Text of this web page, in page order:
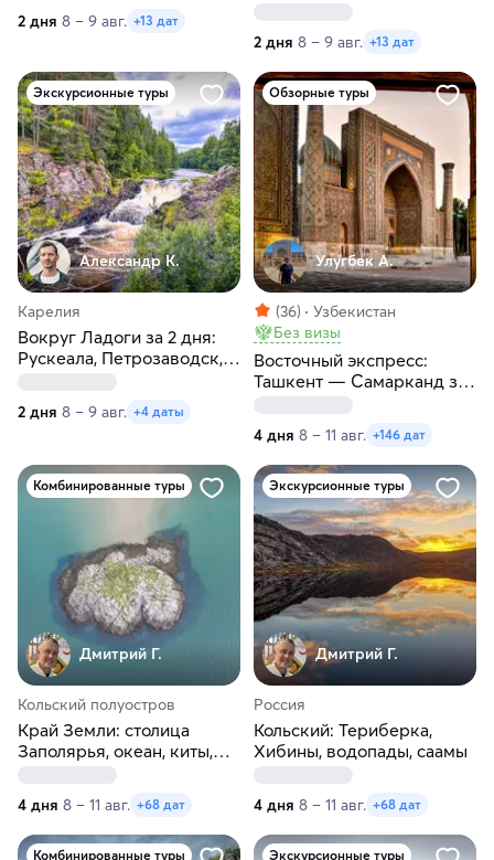
2 дня 8 – 9 авг. +13 дат
2 дня 8 – 9 авг. +13 дат
Экскурсионные туры
Александр К.
Карелия
Вокруг Ладоги за 2 дня:
Рускеала, Петрозаводск,
2 дня 8 – 9 авг. +4 даты
Обзорные туры
Улугбек А.
(36)
Узбекистан
Без визы
Восточный экспресс:
Ташкент — Самарканд за
4 дня 8 – 11 авг. +146 дат
Комбинированные туры
Дмитрий Г.
Кольский полуостров
Край Земли: столица
Заполярья, океан, киты,
4 дня 8 – 11 авг. +68 дат
Экскурсионные туры
Дмитрий Г.
Россия
Кольский: Териберка,
Хибины, водопады, саамы
4 дня 8 – 11 авг. +68 дат
Комбинированные туры Экскурсионные туры